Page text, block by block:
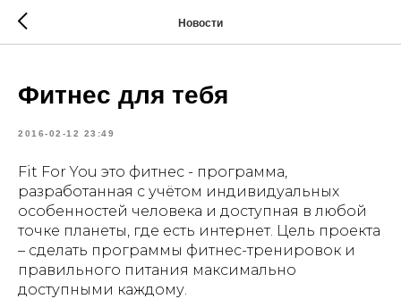
Новости
Фитнес для тебя
2016-02-12 23:49
Fit For You это фитнес - программа,
разработанная с учётом индивидуальных
особенностей человека и доступная в любой
точке планеты, где есть интернет. Цель проекта
– сделать программы фитнес-тренировок и
правильного питания максимально
доступными каждому.